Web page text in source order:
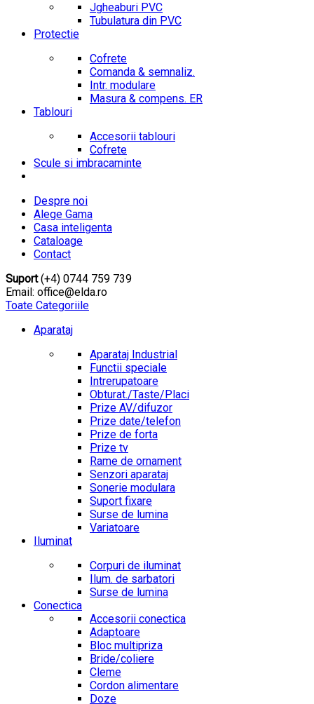
Jgheaburi PVC
Tubulatura din PVC
Protectie
Cofrete
Comanda & semnaliz.
Intr. modulare
Masura & compens. ER
Tablouri
Accesorii tablouri
Cofrete
Scule si imbracaminte
Despre noi
Alege Gama
Casa inteligenta
Cataloage
Contact
Suport(+4) 0744 759 739
Email: office@elda.ro
Toate Categoriile
Aparataj
Aparataj Industrial
Functii speciale
Intrerupatoare
Obturat./Taste/Placi
Prize AV/difuzor
Prize date/telefon
Prize de forta
Prize tv
Rame de ornament
Senzori aparataj
Sonerie modulara
Suport fixare
Surse de lumina
Variatoare
Iluminat
Corpuri de iluminat
Ilum. de sarbatori
Surse de lumina
Conectica
Accesorii conectica
Adaptoare
Bloc multipriza
Bride/coliere
Cleme
Cordon alimentare
Doze